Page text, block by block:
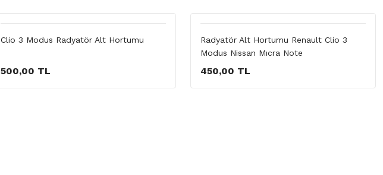
Clio 3 Modus Radyatör Alt Hortumu
500,00 TL
Radyatör Alt Hortumu Renault Clio 3
Modus Nissan Mıcra Note
450,00 TL